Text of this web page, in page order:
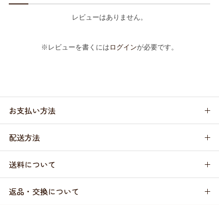
レビューはありません。
※レビューを書くにはログインが必要です。
お支払い方法
配送方法
送料について
返品・交換について